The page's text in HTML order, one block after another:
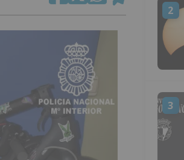
2
3